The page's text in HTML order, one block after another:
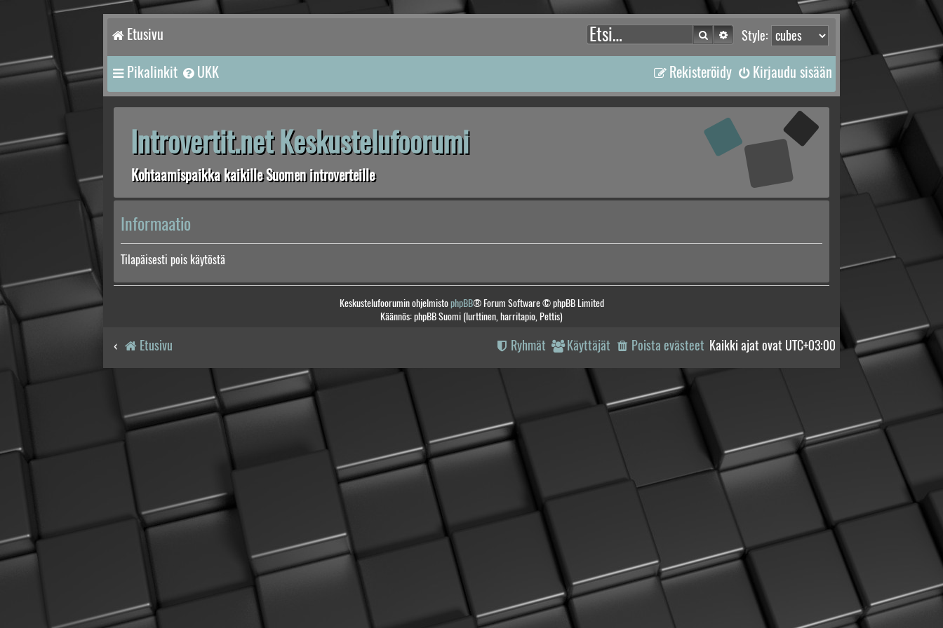
Etusivu Style:
Etsi Tarkennettu haku
Pikalinkit UKK Kirjaudu sisään
Rekisteröidy
Introvertit.net Keskustelufoorumi
Kohtaamispaikka kaikille Suomen introverteille
Informaatio
Tilapäisesti pois käytöstä
Keskustelufoorumin ohjelmistophpBB® Forum Software © phpBB Limited
Käännös: phpBB Suomi (lurttinen, harritapio, Pettis)
Etusivu Kaikki ajat ovat UTC+03:00
Poista evästeet
Käyttäjät
Ryhmät